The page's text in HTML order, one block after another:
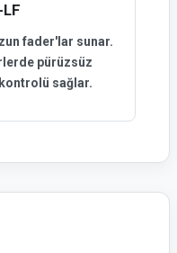
fader'lar sunar.
pürüzsüz
sağlar.